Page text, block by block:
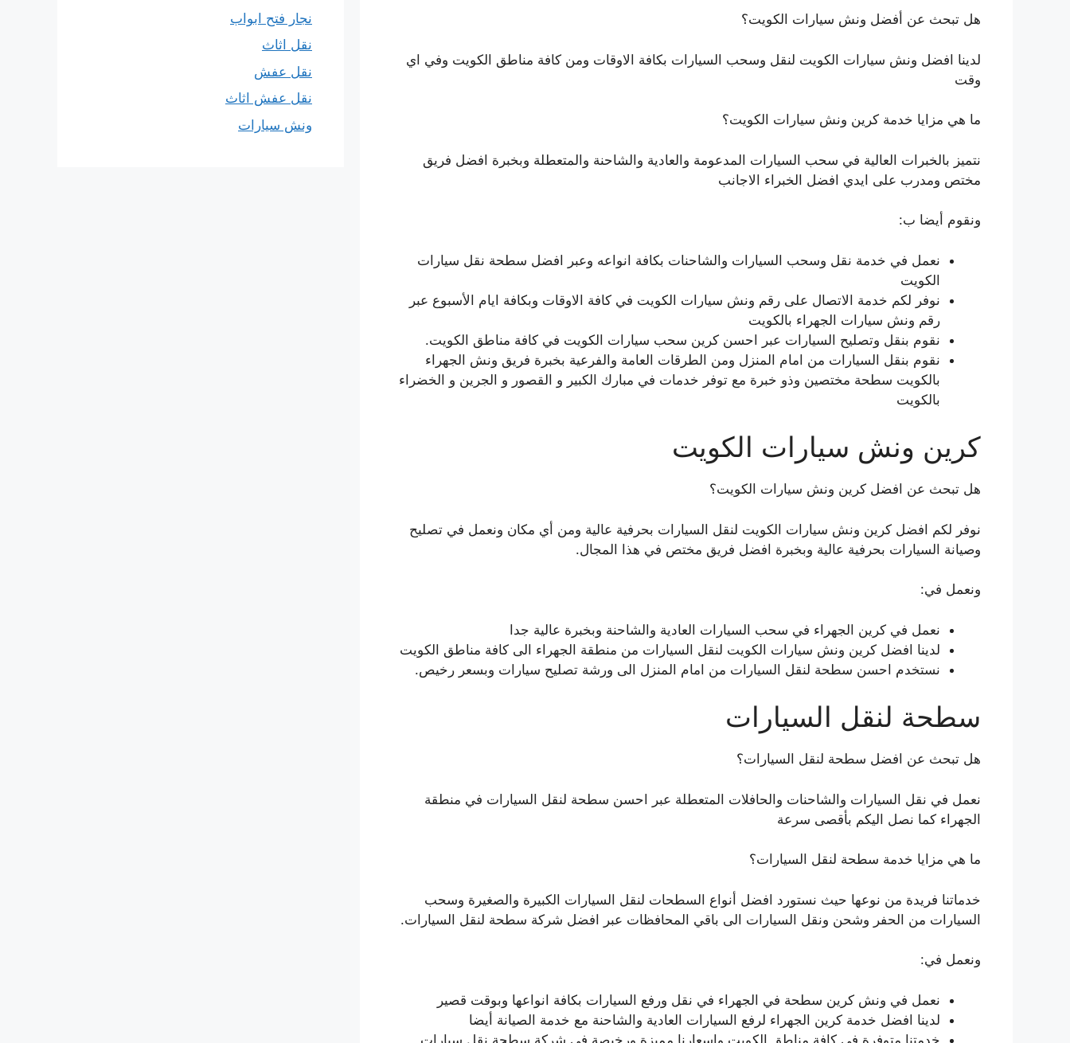
هل تبحث عن أفضل ونش سيارات الكويت؟
لدينا افضل ونش سيارات الكويت لنقل وسحب السيارات بكافة الاوقات ومن كافة مناطق الكويت وفي اي
وقت
ما هي مزايا خدمة كرين ونش سيارات الكويت؟
نتميز بالخبرات العالية في سحب السيارات المدعومة والعادية والشاحنة والمتعطلة وبخبرة افضل فريق
مختص ومدرب على ايدي افضل الخبراء الاجانب
ونقوم أيضا ب:
نعمل في خدمة نقل وسحب السيارات والشاحنات بكافة انواعه وعبر افضل سطحة نقل سيارات
الكويت
نوفر لكم خدمة الاتصال على رقم ونش سيارات الكويت في كافة الاوقات وبكافة ايام الأسبوع عبر
رقم ونش سيارات الجهراء بالكويت
نقوم بنقل وتصليح السيارات عبر احسن كرين سحب سيارات الكويت في كافة مناطق الكويت.
نقوم بنقل السيارات من امام المنزل ومن الطرقات العامة والفرعية بخبرة فريق ونش الجهراء
بالكويت سطحة مختصين وذو خبرة مع توفر خدمات في مبارك الكبير و القصور و الجرين و الخضراء
بالكويت
كرين ونش سيارات الكويت
هل تبحث عن افضل كرين ونش سيارات الكويت؟
نوفر لكم افضل كرين ونش سيارات الكويت لنقل السيارات بحرفية عالية ومن أي مكان ونعمل في تصليح
وصيانة السيارات بحرفية عالية وبخبرة افضل فريق مختص في هذا المجال.
ونعمل في:
نعمل في كرين الجهراء في سحب السيارات العادية والشاحنة وبخبرة عالية جدا
لدينا افضل كرين ونش سيارات الكويت لنقل السيارات من منطقة الجهراء الى كافة مناطق الكويت
نستخدم احسن سطحة لنقل السيارات من امام المنزل الى ورشة تصليح سيارات وبسعر رخيص.
سطحة لنقل السيارات
هل تبحث عن افضل سطحة لنقل السيارات؟
نعمل في نقل السيارات والشاحنات والحافلات المتعطلة عبر احسن سطحة لنقل السيارات في منطقة
الجهراء كما نصل اليكم بأقصى سرعة
ما هي مزايا خدمة سطحة لنقل السيارات؟
خدماتنا فريدة من نوعها حيث نستورد افضل أنواع السطحات لنقل السيارات الكبيرة والصغيرة وسحب
السيارات من الحفر وشحن ونقل السيارات الى باقي المحافظات عبر افضل شركة سطحة لنقل السيارات.
ونعمل في:
نعمل في ونش كرين سطحة في الجهراء في نقل ورفع السيارات بكافة انواعها وبوقت قصير
لدينا افضل خدمة كرين الجهراء لرفع السيارات العادية والشاحنة مع خدمة الصيانة أيضا
خدمتنا متوفرة في كافة مناطق الكويت واسعارنا مميزة ورخيصة في شركة سطحة نقل سيارات
نجار فتح ابواب
نقل اثاث
نقل عفش
نقل عفش اثاث
ونش سيارات